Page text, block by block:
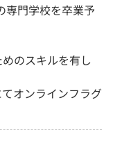
専門学校を卒業予
のスキルを有し
オンラインフラグ